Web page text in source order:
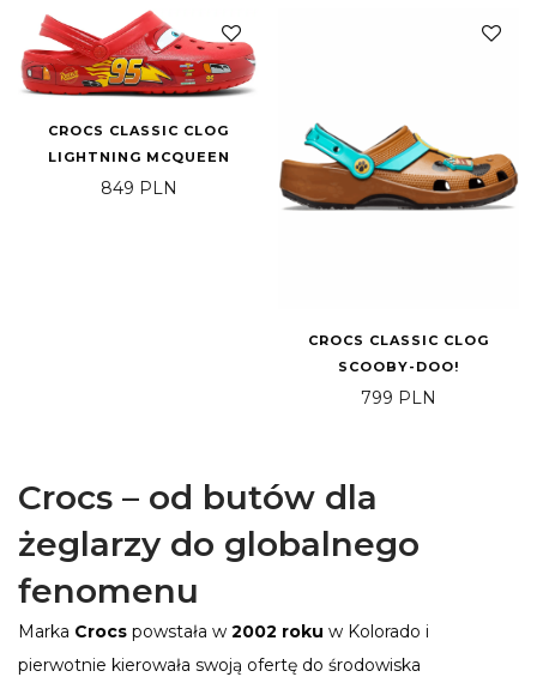
CROCS CLASSIC CLOG
LIGHTNING MCQUEEN
849 PLN
CROCS CLASSIC CLOG
SCOOBY-DOO!
799 PLN
Crocs – od butów dla
żeglarzy do globalnego
fenomenu
Marka Crocs powstała w 2002 roku w Kolorado i
pierwotnie kierowała swoją ofertę do środowiska